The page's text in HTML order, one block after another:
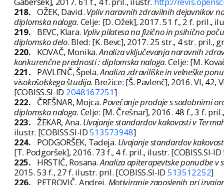
218. OŽEK, David. Vpliv naravnih zdravilnih dejavnikov
diplomska naloga. Celje: [D. Ožek], 2017. 51 f., 2 f. pril.,
219.
BEVC, Klara. Vpliv pilatesa na fizično in psihično
diplomsko delo. Bled: [K. Bevc], 2017. 25 str., 4 str. pril.,
220.
KOVAČ, Monika.Analiza vključevanja naravnih
konkurenčne prednosti : diplomska naloga. Celje: [M.
221.
PAVLENČ, Špela.Analiza zdraviliške in velneške
visokošolskega študija. Brežice: [Š. Pavlenč], 2016. VI, 42,
[COBISS.SI-ID 2048167251]
222.
ČREŠNAR, Mojca.Povečanje prodaje s sodobnimi
diplomska naloga. Celje: [M. Črešnar], 2016. 48 f., 3 f.
223. ŽEKAR, Ana. Uvajanje standardov kakovosti v
ilustr. [COBISS.SI-ID513573948]
224.
PODGORŠEK, Tadeja. Uvajanje standardov
[T. Podgoršek], 2016. 73 f., 4 f. pril., ilustr. [COBISS.SI-ID
225.
HRSTIĆ, Rosana.Analiza apiterapevtske ponudbe v
2015. 53 f., 27 f. ilustr. pril. [COBISS.SI-ID 513512252]
226.
PETROVIČ, Andrej. Motiviranje zaposlenih pri